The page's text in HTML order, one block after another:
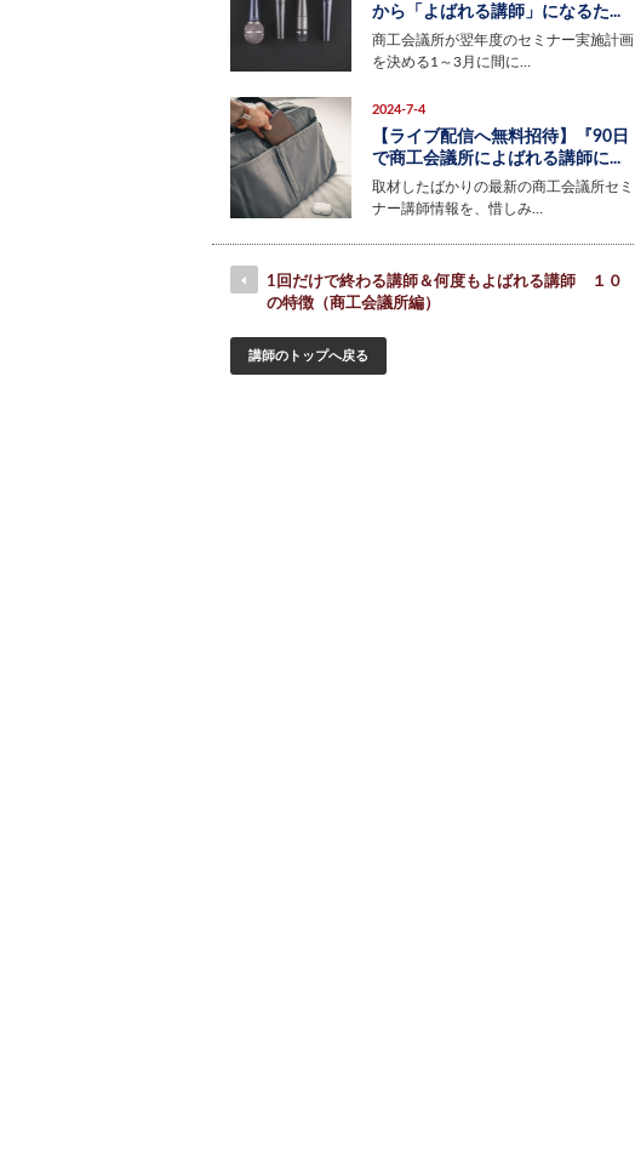
から「よばれる講師」になるた...
商工会議所が翌年度のセミナー実施計画
を決める1～3月に間に…
2024-7-4
【ライブ配信へ無料招待】『90日
で商工会議所によばれる講師に...
取材したばかりの最新の商工会議所セミ
ナー講師情報を、惜しみ…
1回だけで終わる講師＆何度もよばれる講師 １０
の特徴（商工会議所編）
講師のトップへ戻る